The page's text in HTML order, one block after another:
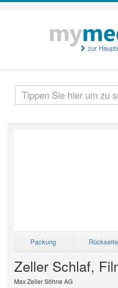
zur
Packung Rückseite
Zeller Schlaf,
Max Zeller Söhne AG